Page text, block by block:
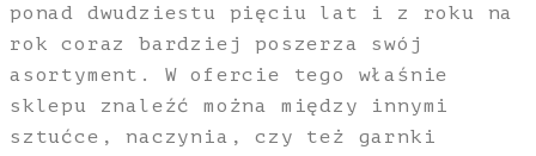
ponad dwudziestu pięciu lat i z roku na
rok coraz bardziej poszerza swój
asortyment. W ofercie tego właśnie
sklepu znaleźć można między innymi
sztućce, naczynia, czy też garnki